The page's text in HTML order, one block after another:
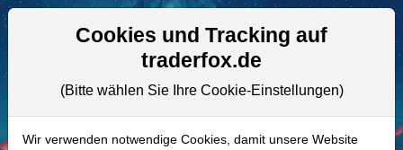
Aktien- und Artikelsuche
A0HNB2 | ABCB–Ameris Bancorp.
Cookies und Tracking auf
traderfox.de
(Bitte wählen Sie Ihre Cookie-Einstellungen)
Wir verwenden notwendige Cookies, damit unsere Website